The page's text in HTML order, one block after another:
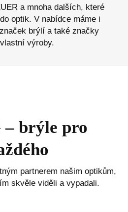
a mnoha dalších, které
optik. V nabídce máme i
brýlí a také značky
výroby.
brýle pro
partnerem našim optikům,
skvěle viděli a vypadali.